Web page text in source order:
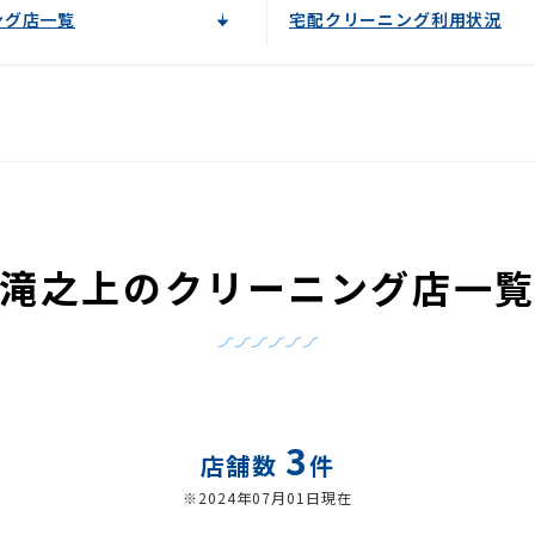
店一覧 宅配クリーニング利用状況
滝之上のクリーニング店一覧
店舗数 3件
※2024年07月01日現在